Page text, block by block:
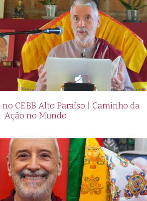
CEBB Alto Paraíso | Caminho da
Ação no Mundo